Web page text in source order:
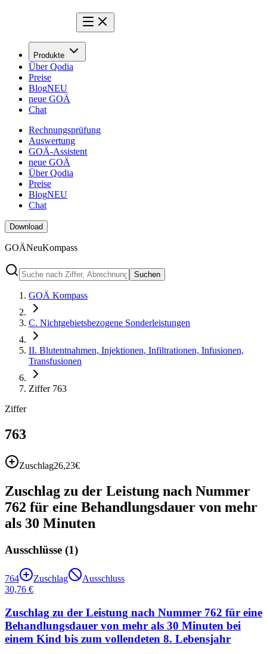
Produkte
Über Qodia
Preise
BlogNEU
neue GOÄ
Chat
Rechnungsprüfung
Auswertung
GOÄ-Assistent
neue GOÄ
Über Qodia
Preise
BlogNEU
Chat
Download
GOÄNeuKompass
Suchen
GOÄ Kompass
C. Nichtgebietsbezogene Sonderleistungen
II. Blutentnahmen, Injektionen, Infiltrationen, Infusionen,
Transfusionen
Ziffer 763
Ziffer
763
Zuschlag26,23€
Zuschlag zu der Leistung nach Nummer
762 für eine Behandlungsdauer von mehr
als 30 Minuten
Ausschlüsse (1)
764 Zuschlag
Ausschluss
30,76 €
Zuschlag zu der Leistung nach Nummer 762 für eine
Behandlungsdauer von mehr als 30 Minuten bei
einem Kind bis zum vollendeten 8. Lebensjahr